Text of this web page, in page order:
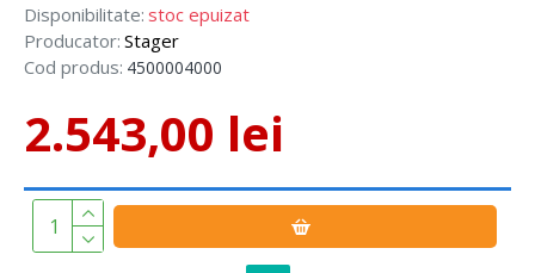
Disponibilitate: stoc epuizat
Producator: Stager
Cod produs: 4500004000
2.543,00 lei